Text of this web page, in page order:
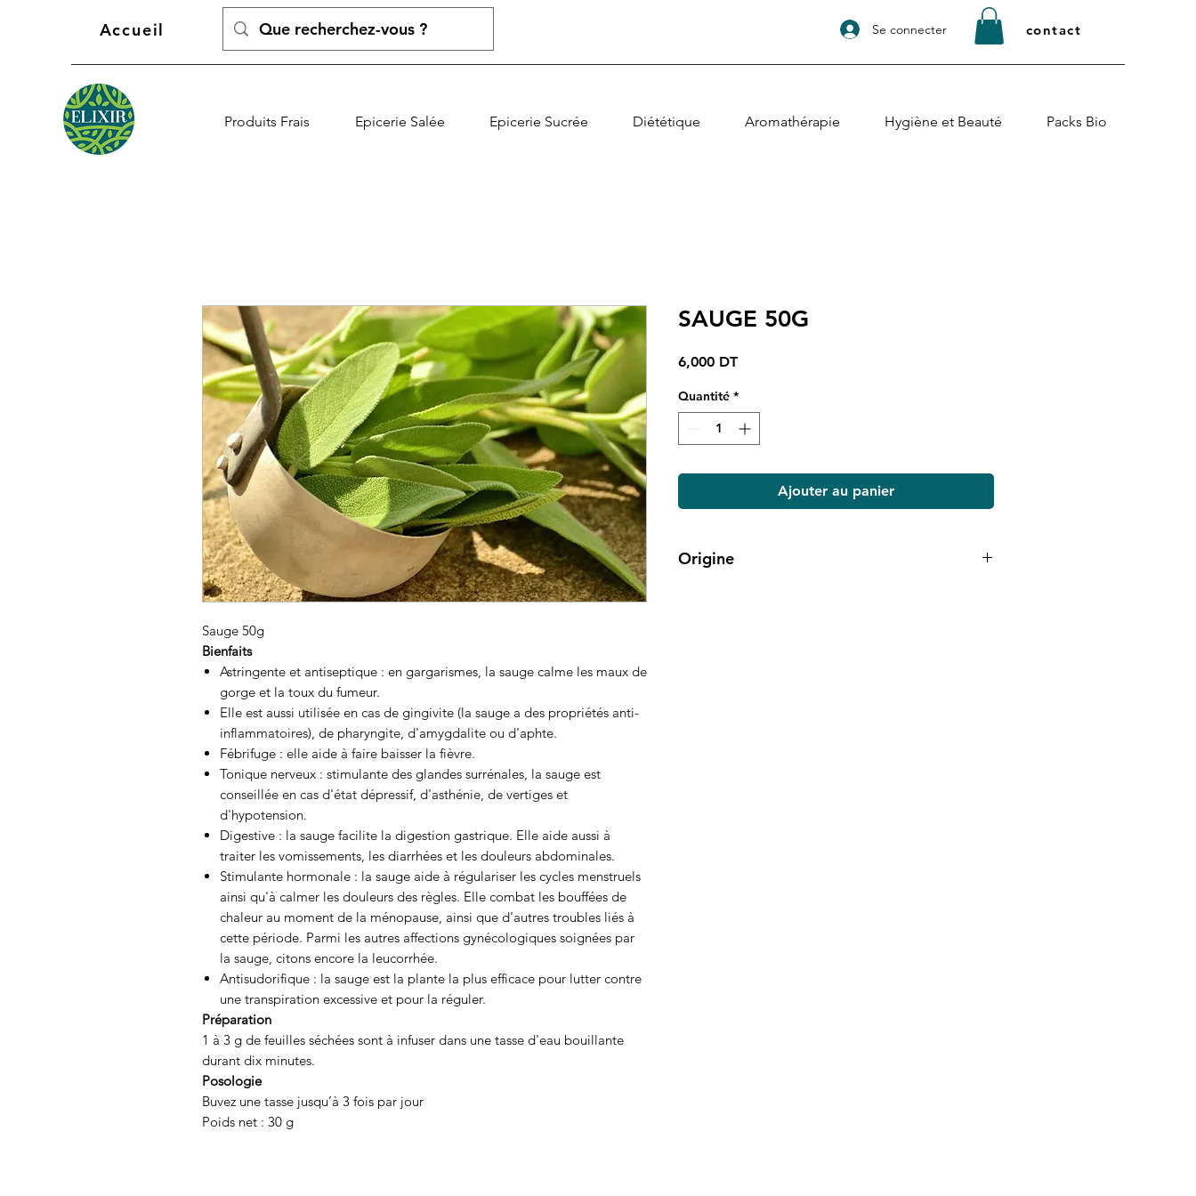
Se connecter contact
Accueil
Produits Frais Epicerie Salée Epicerie Sucrée Diététique Aromathérapie Hygiène et Beauté Packs Bio
Sauge 50g
Bienfaits
Astringente et antiseptique : en gargarismes, la sauge calme les maux de
gorge et la toux du fumeur.
Elle est aussi utilisée en cas de gingivite (la sauge a des propriétés anti-
inflammatoires), de pharyngite, d'amygdalite ou d'aphte.
Fébrifuge : elle aide à faire baisser la fièvre.
Tonique nerveux : stimulante des glandes surrénales, la sauge est
conseillée en cas d'état dépressif, d'asthénie, de vertiges et
d'hypotension.
Digestive : la sauge facilite la digestion gastrique. Elle aide aussi à
traiter les vomissements, les diarrhées et les douleurs abdominales.
Stimulante hormonale : la sauge aide à régulariser les cycles menstruels
ainsi qu'à calmer les douleurs des règles. Elle combat les bouffées de
chaleur au moment de la ménopause, ainsi que d'autres troubles liés à
cette période. Parmi les autres affections gynécologiques soignées par
la sauge, citons encore la leucorrhée.
Antisudorifique : la sauge est la plante la plus efficace pour lutter contre
une transpiration excessive et pour la réguler.
Préparation
1 à 3 g de feuilles séchées sont à infuser dans une tasse d'eau bouillante
durant dix minutes.
Posologie
Buvez une tasse jusqu’à 3 fois par jour
Poids net : 30 g
SAUGE 50G
6,000 DTPrix
Quantité *
Ajouter au panier
Origine